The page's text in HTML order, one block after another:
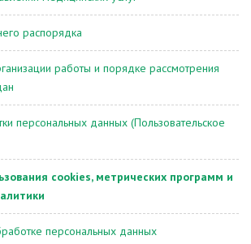
распорядка
работы и порядке рассмотрения
персональных данных (Пользовательское
cookies, метрических программ и
персональных данных